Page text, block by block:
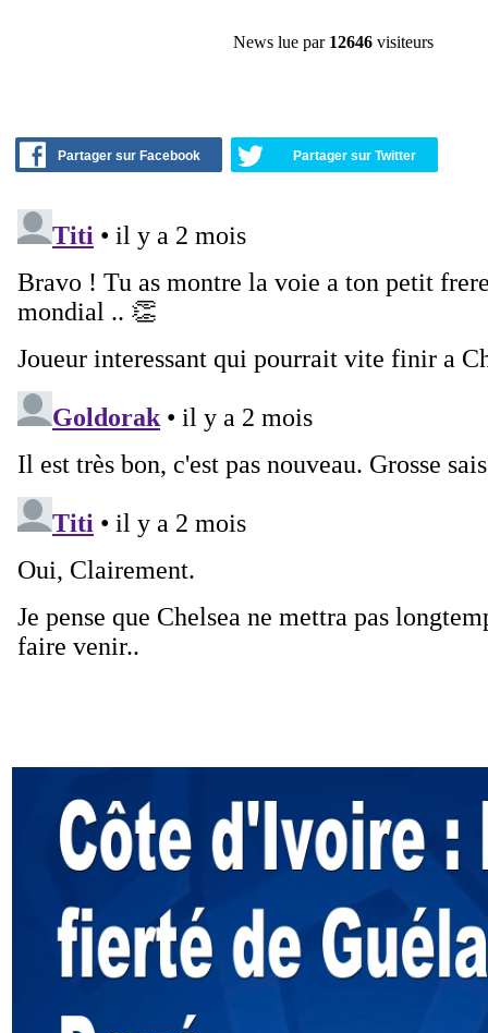
News lue par 12646 visiteurs
Partager sur Facebook Partager sur Twitter